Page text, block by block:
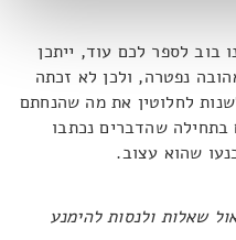
בוב לספר לכם עוד, ייתכן
נפטרה, ולכן לא זכתה
לחלוטין את מה שהנחתם
שהדברים נכתבו
שהוא עצוב.
שאלות ולנסות להימנע